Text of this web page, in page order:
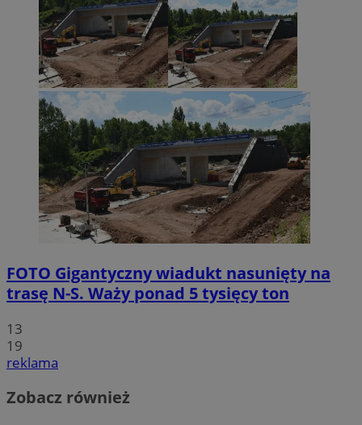
FOTO Gigantyczny wiadukt nasunięty na
trasę N-S. Waży ponad 5 tysięcy ton
13
19
reklama
Zobacz również